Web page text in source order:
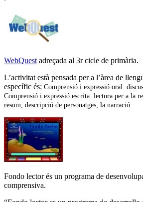
WebQuestadreçada al 3r cicle de primària.
L’activitat està pensada per a l’àrea de
específic és: Comprensió i expressió oral:
Comprensió i expressió escrita: lectura per a la
resum, descripció de personatges, la narració
Fondo lector és un programa de
comprensiva.